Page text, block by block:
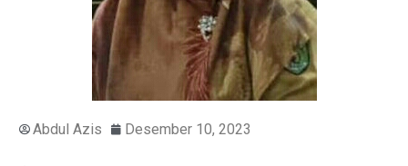
Abdul Azis Desember 10, 2023